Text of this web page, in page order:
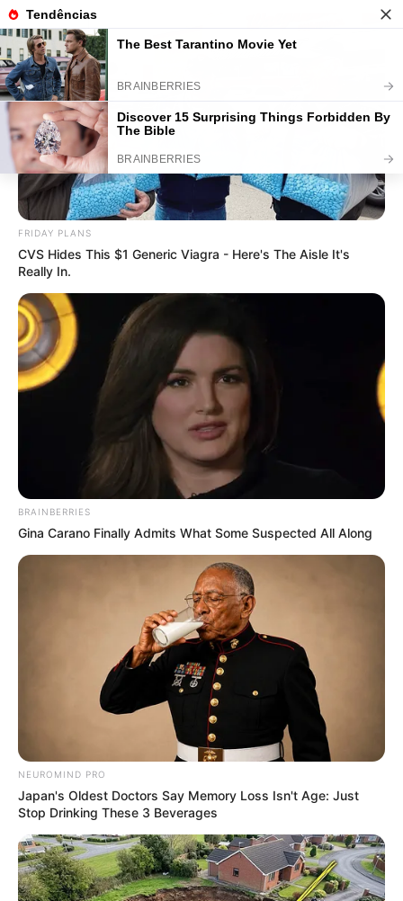
Artesanato com Pote de Sorvete:
31 Ideias pra Decorar e Organizar a
Casa
potes de sorvete
geralmente são reutilizados
para guardarem alimentos, principalmente os
que precisam ir à geladeira.
Além disso, são utilizados também como vasos
de planta e como pequenos organizadores.
Porém, esse é um recipiente que pode ser
utilizado para vários fins, inclusive com
acabamentos que os deixem com uma aparência
FRIDAY PLANS
CVS Hides This $1 Generic Viagra - Here's The Aisle It's
Really In.
BRAINBERRIES
Gina Carano Finally Admits What Some Suspected All Along
NEUROMIND PRO
Japan's Oldest Doctors Say Memory Loss Isn't Age: Just
Stop Drinking These 3 Beverages
Save